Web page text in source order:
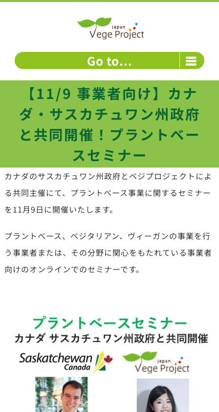
Go to...
【11/9 事業者向け】カナ
ダ・サスカチュワン州政府
と共同開催！プラントベー
スセミナー
カナダのサスカチュワン州政府とベジプロジェクトによ
る共同主催にて、プラントベース事業に関するセミナー
を11月9日に開催いたします。
プラントベース、ベジタリアン、ヴィーガンの事業を行
う事業者または、その分野に関心をもたれている事業者
向けのオンラインでのセミナーです。